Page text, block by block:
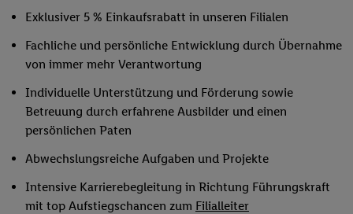
Exklusiver 5 % Einkaufsrabatt in unseren Filialen
Fachliche und persönliche Entwicklung durch Übernahme
von immer mehr Verantwortung
Individuelle Unterstützung und Förderung sowie
Betreuung durch erfahrene Ausbilder und einen
persönlichen Paten
Abwechslungsreiche Aufgaben und Projekte
Intensive Karrierebegleitung in Richtung Führungskraft
mit top Aufstiegschancen zum Filialleiter